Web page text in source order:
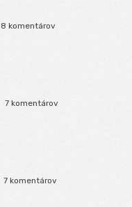
8 komentárov
7 komentárov
7 komentárov